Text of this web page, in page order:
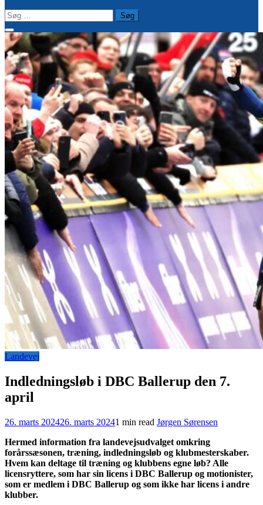
Søg
efter:
Landevej
Indledningsløb i DBC Ballerup den 7.
april
26. marts 202426. marts 20241 min read Jørgen Sørensen
Hermed information fra landevejsudvalget omkring
forårssæsonen, træning, indledningsløb og klubmesterskaber.
Hvem kan deltage til træning og klubbens egne løb? Alle
licensryttere, som har sin licens i DBC Ballerup og motionister,
som er medlem i DBC Ballerup og som ikke har licens i andre
klubber.